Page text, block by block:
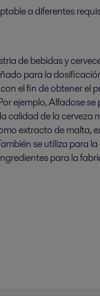
a diferentes
de bebidas y
para la
el fin de obtener el
ejemplo, Alfadose
calidad de la cerveza
extracto de malta,
se utiliza para
para la